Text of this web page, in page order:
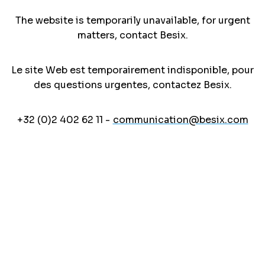
The website is temporarily unavailable, for urgent
matters, contact Besix.
Le site Web est temporairement indisponible, pour
des questions urgentes, contactez Besix.
+32 (0)2 402 62 11 - communication@besix.com